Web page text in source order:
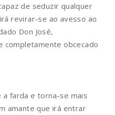
de seduzir qualquer
revirar-se ao avesso ao
Don José,
completamente obcecado
farda e torna-se mais
amante que irá entrar